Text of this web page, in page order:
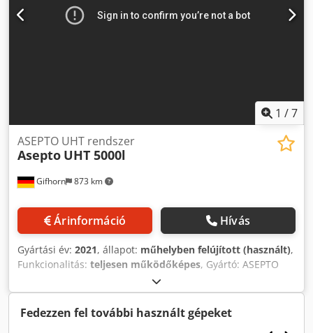
1 /7
Gifhorn 873 km
ASEPTO UHT rendszer
Asepto UHT 5000l
Árinformáció Hívás
Gyártási év: 2021, állapot: műhelyben felújított (használt),
Funkcionalitás: teljesen működőképes, Gyártó: ASEPTO
GmbH Év: 2000, 2021/2022-ben műhelyfelújításon esett át
Kapacitás: 3.000 - 5.500 l/h (tejes desszertekhez)
Dwjdpfxsklw Uie Apcsa APV Gaulin nagynyomású
szivattyúval, kapacitás: 7.000 l/h Vadonatúj vezérlőszekrény
Fedezzen fel további használt gépeket